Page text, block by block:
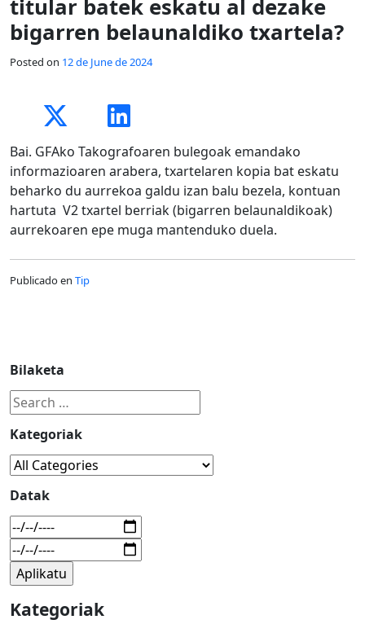
titular batek eskatu al dezake
bigarren belaunaldiko txartela?
Posted on 12 de June de 2024
Bai. GFAko Takografoaren bulegoak emandako
informazioaren arabera, txartelaren kopia bat eskatu
beharko du aurrekoa galdu izan balu bezela, kontuan
hartuta V2 txartel berriak (bigarren belaunaldikoak)
aurrekoaren epe muga mantenduko duela.
Publicado en Tip
Bilaketa
Kategoriak
Datak
Kategoriak